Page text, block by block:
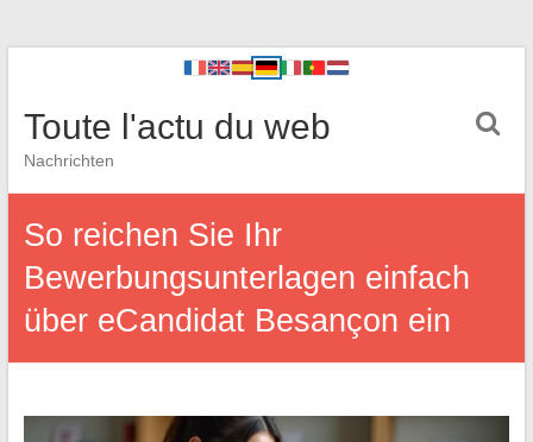
Toute l'actu du web
Nachrichten
So reichen Sie Ihr
Bewerbungsunterlagen einfach
über eCandidat Besançon ein